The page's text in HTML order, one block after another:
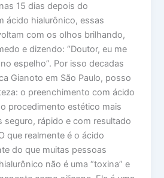
15 dias depois do
ácido hialurônico, essas
com os olhos brilhando,
e dizendo: “Doutor, eu me
espelho”. Por isso decadas
Gianoto em São Paulo, posso
o preenchimento com ácido
procedimento estético mais
seguro, rápido e com resultado
que realmente é o ácido
do que muitas pessoas
não é uma “toxina” e